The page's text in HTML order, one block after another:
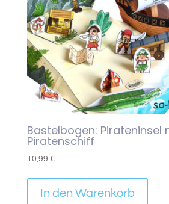
Bastelbogen: Pirateninsel
Piratenschiff
10,99 €
In den Warenkorb